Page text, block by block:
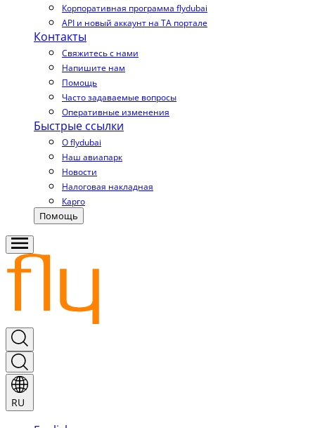
Корпоративная программа flydubai
API и новый аккаунт на TA портале
Контакты
Свяжитесь с нами
Напишите нам
Помощь
Часто задаваемые вопросы
Оперативные изменения
Быстрые ссылки
О flydubai
Наш авиапарк
Новости
Налоговая накладная
Карго
Помощь
RU